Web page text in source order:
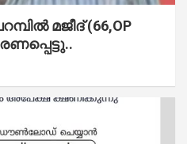
മജീദ് (66,OP